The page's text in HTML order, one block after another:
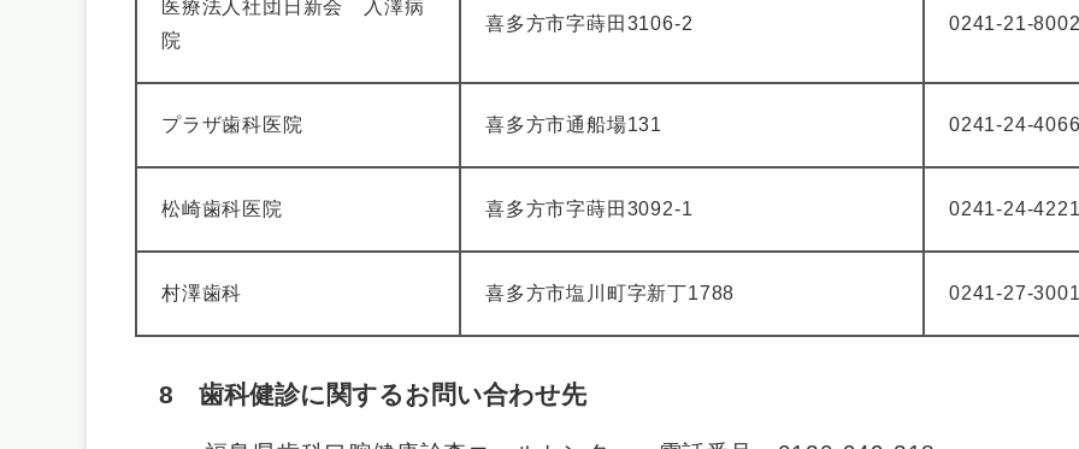
医療法人社団日新会 入澤病
院
喜多方市字蒔田3106-2 0241-21-8002
プラザ歯科医院 喜多方市通船場131 0241-24-4066
松崎歯科医院 ​喜多方市字蒔田3092-1 0241-24-4221
​村澤歯科 喜多方市塩川町字新丁1788 0241-27-3001
8 歯科健診に関するお問い合わせ先